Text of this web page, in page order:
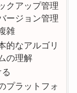
クアップ管理
ージョン管理
雑
的なアルゴリ
の理解
プラットフォ